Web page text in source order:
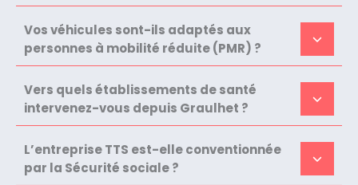
Vos véhicules sont-ils adaptés aux
personnes à mobilité réduite (PMR) ?
Vers quels établissements de santé
intervenez-vous depuis Graulhet ?
L’entreprise TTS est-elle conventionnée
par la Sécurité sociale ?